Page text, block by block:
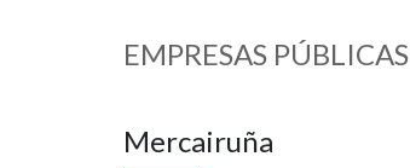
EMPRESAS
Mercairuña